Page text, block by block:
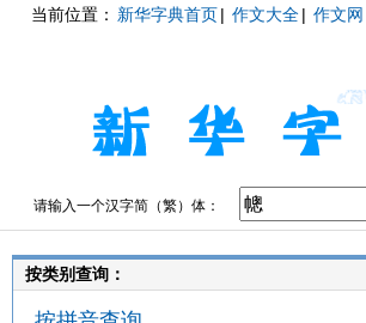
当前位置： 新华字典首页| 作文大全| 作文网
请输入一个汉字简（繁）体：
按类别查询：